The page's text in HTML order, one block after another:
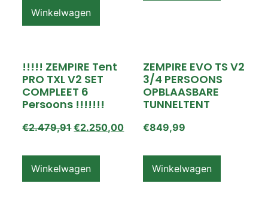
Winkelwagen
!!!!! ZEMPIRE Tent
PRO TXL V2 SET
COMPLEET 6
Persoons !!!!!!!
€2.479,91 €2.250,00
Winkelwagen
ZEMPIRE EVO TS V2
3/4 PERSOONS
OPBLAASBARE
TUNNELTENT
€849,99
Winkelwagen